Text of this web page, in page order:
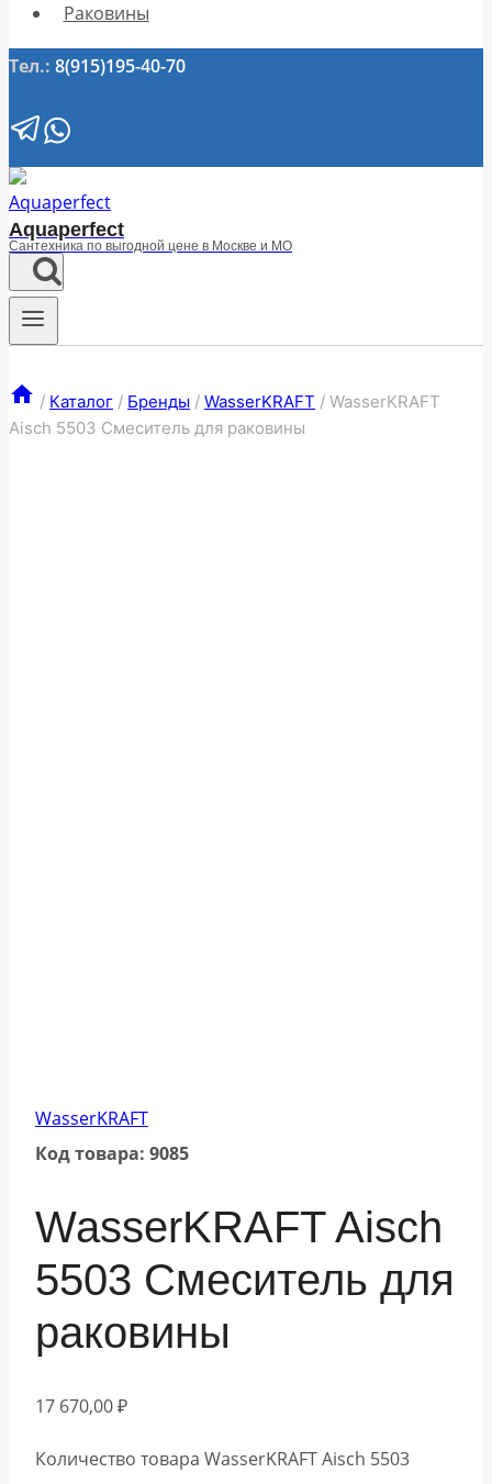
Раковины
Тел.: 8(915)195-40-70
Aquaperfect
Сантехника по выгодной цене в Москве и МО
/ Каталог / Бренды / WasserKRAFT / WasserKRAFT
Aisch 5503 Смеситель для раковины
WasserKRAFT
Код товара: 9085
WasserKRAFT Aisch
5503 Смеситель для
раковины
17 670,00₽
Количество товара WasserKRAFT Aisch 5503